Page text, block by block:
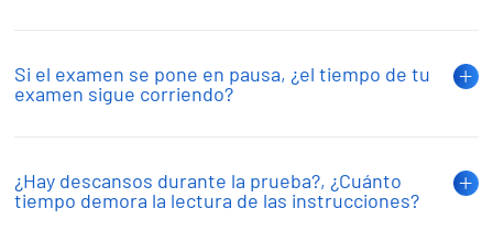
Si el examen se pone en pausa, ¿el tiempo de tu
examen sigue corriendo?
¿Hay descansos durante la prueba?, ¿Cuánto
tiempo demora la lectura de las instrucciones?